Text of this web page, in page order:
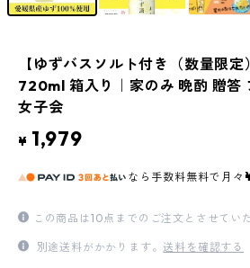
【ゆずバスソルト付き（数量限
720ml 箱入り｜家のみ 晩酌 贈答
女子会
¥ 1,979
なら 手数料無料で 月々
この商品は10点までのご注文とさせてい
別途送料がかかります。送料を確認する